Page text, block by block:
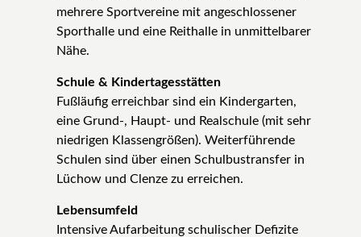
mehrere Sportvereine mit angeschlossener
Sporthalle und eine Reithalle in unmittelbarer
Nähe.
Schule & Kindertagesstätten
Fußläufig erreichbar sind ein Kindergarten,
eine Grund-, Haupt- und Realschule (mit sehr
niedrigen Klassengrößen). Weiterführende
Schulen sind über einen Schulbustransfer in
Lüchow und Clenze zu erreichen.
Lebensumfeld
Intensive Aufarbeitung schulischer Defizite